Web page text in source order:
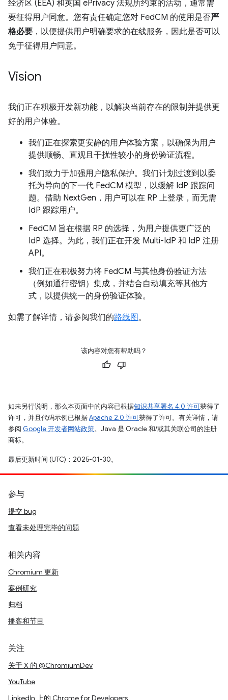
经济区 (EEA) 和英国 ePrivacy 法规所约束的活动，通常需
要征得用户同意。您有责任确定您对 FedCM 的使用是否严
格必要 ，以便提供用户明确要求的在线服务，因此是否可以
免于征得用户同意。
Vision
我们正在积极开发新功能，以解决当前存在的限制并提供更
好的用户体验。
我们正在探索更安静的用户体验方案，以确保为用户
提供顺畅、直观且干扰性较小的身份验证流程。
我们致力于加强用户隐私保护。我们计划过渡到以委
托为导向的下一代 FedCM 模型，以缓解 IdP 跟踪问
题。借助 NextGen，用户可以在 RP 上登录，而无需
IdP 跟踪用户。
FedCM 旨在根据 RP 的选择，为用户提供更广泛的
IdP 选择。为此，我们正在开发 Multi-IdP 和 IdP 注册
API。
我们正在积极努力将 FedCM 与其他身份验证方法
（例如通行密钥）集成，并结合自动填充等其他方
式，以提供统一的身份验证体验。
如需了解详情，请参阅我们的路线图。
该内容对您有帮助吗？
如未另行说明，那么本页面中的内容已根据知识共享署名 4.0 许可获得了
许可，并且代码示例已根据Apache 2.0 许可获得了许可。有关详情，请
参阅 Google 开发者网站政策。Java 是 Oracle 和/或其关联公司的注册
商标。
最后更新时间 (UTC)：2025-01-30。
参与
提交 bug
查看未处理完毕的问题
相关内容
Chromium 更新
案例研究
归档
播客和节目
关注
关于 X 的 @ChromiumDev
YouTube
LinkedIn 上的 Chrome for Developers